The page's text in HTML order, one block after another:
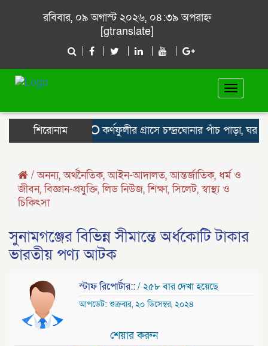
রবিবার, ০৯ অগাস্ট ২০২৬, ০৪:৩৯ অপরাহ্ন
[gtranslate]
Toggle
শিরোনাম
কর্ণফুলীর গ্রাসে চন্দ্রঘোনার পাঁচ পাড়া, ঘর
/অনন্য,অর্থনৈতিক,আইন-আদালত,আন্তর্জাতিক, ধর্ম ও
জীবন,বিজ্ঞান-প্রযুক্তি,লিড নিউজ,শিক্ষা,সিলেট,স্বাস্থ্য ও
চিকিৎসা
সুনামগঞ্জের বিভিন্ন সীমান্তে অর্ধকোটি টাকার
ভারতীয় পণ্য আটক
স্টাফ রিপোর্টার::/ ২৫৮ বার দেখা হয়েছে
আপডেট: শুক্রবার, ২০ ডিসেম্বর, ২০২৪
শেয়ার করুন